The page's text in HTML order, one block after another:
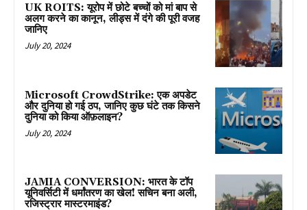
UK ROITS: यूरोप में छोटे बच्चों को मां बाप से
अलग करने का कानून, लीड्स में दंगे की पूरी वजह
जानिए
July 20, 2024
Microsoft CrowdStrike: एक अपडेट
और दुनिया हो गई ठप, जानिए कुछ घंटे तक किसने
दुनिया को किया ऑफ़लाइन?
July 20, 2024
JAMIA CONVERSION: भारत के टॉप
यूनिवर्सिटी में धर्मांतरण का खेल! सचिन बना अली,
रजिस्ट्रार मास्टरमाइंड?